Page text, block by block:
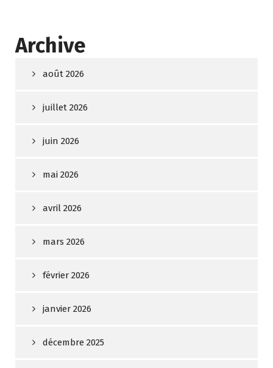
Archive
août 2026
juillet 2026
juin 2026
mai 2026
avril 2026
mars 2026
février 2026
janvier 2026
décembre 2025